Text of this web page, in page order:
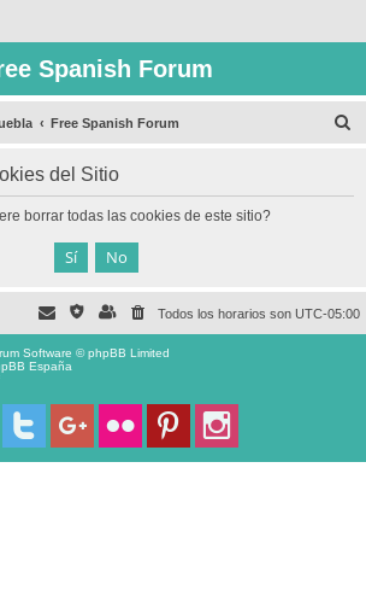
Spanish Forum
Free Spanish Forum
del Sitio
borrar todas las cookies de este sitio?
Todos los horarios son UTC-05:00
Software © phpBB Limited
España